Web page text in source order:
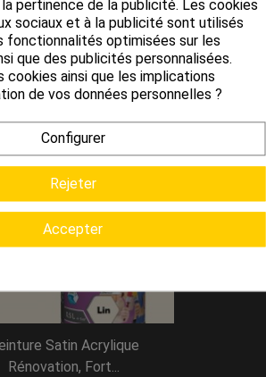
Satin Acrylique
Rénovation, Fort...
27,00 €
Satin Acrylique
Rénovation, Fort...
pertinence de la publicité. Les cookies
sociaux et à la publicité sont utilisés
fonctionnalités optimisées sur les
que des publicités personnalisées.
ainsi que les implications
de vos données personnelles ?
Configurer
Rejeter
Accepter